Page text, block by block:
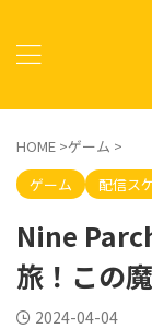
HOME >ゲーム >
ゲーム
配信ス
Nine
旅！この
2024-04-04